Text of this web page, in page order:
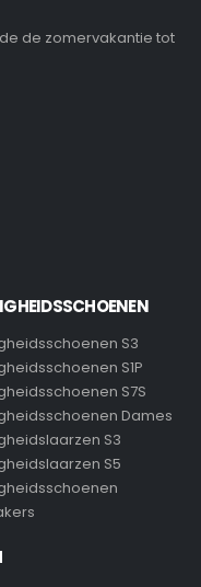
de zomervakantie tot
S3
S1P
S7S
Dames
S3
S5